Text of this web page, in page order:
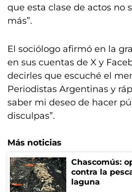
que esta clase de actos no
más”.
El sociólogo afirmó en la
en sus cuentas de X y
decirles que escuché el
Periodistas Argentinas y
saber mi deseo de hacer
disculpas”.
Más noticias
Chascomús:
contra la
laguna